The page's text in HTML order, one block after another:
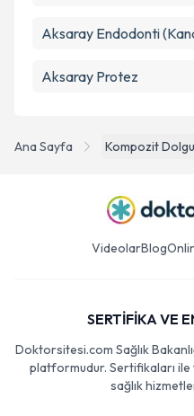
Ana Sayfa Kompozit Dolgu
Aksaray Endodonti
Aksaray Protez
VideolarBlog
SERTİFİKA VE
Doktorsitesi.com Sağlık
platformudur. Sertifikaları ile
sağlık